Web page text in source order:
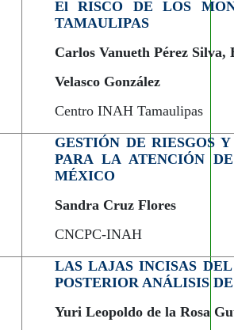
El RISCO DE LOS
TAMAULIPAS
Carlos Vanueth Pérez Silva,
Velasco González
Centro INAH Tamaulipas
GESTIÓN DE RIESGOS
PARA LA ATENCIÓN
MÉXICO
Sandra Cruz Flores
CNCPC-INAH
LAS LAJAS INCISAS
POSTERIOR ANÁLISIS
Yuri Leopoldo de la Rosa